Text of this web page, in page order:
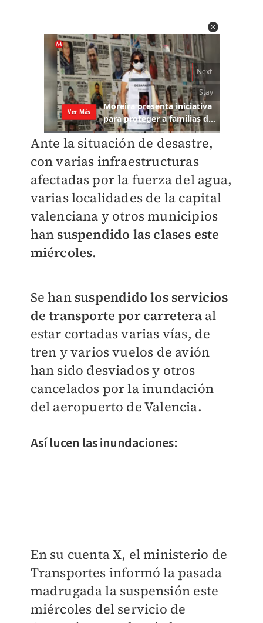
Ante la situación de desastre,
con varias infraestructuras
afectadas por la fuerza del agua,
varias localidades de la capital
valenciana y otros municipios
han suspendido las clases este
miércoles.
Se han suspendido los servicios
de transporte por carretera al
estar cortadas varias vías, de
tren y varios vuelos de avión
han sido desviados y otros
cancelados por la inundación
del aeropuerto de Valencia.
Así lucen las inundaciones:
En su cuenta X, el ministerio de
Transportes informó la pasada
madrugada la suspensión este
miércoles del servicio de